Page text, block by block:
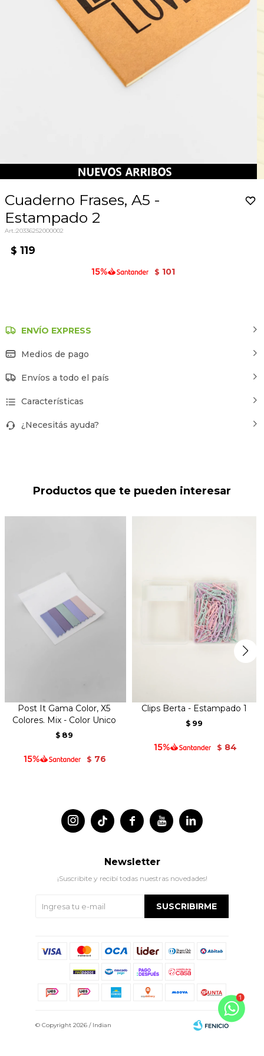
Cuaderno Frases, A5 -
Estampado 2
20336252000002
$ 119
$ 101
ENVÍO EXPRESS
Medios de pago
Envíos a todo el país
Características
¿Necesitás ayuda?
Productos que te pueden interesar
Post It Gama Color, X5
Colores. Mix - Color Unico
$ 89
$ 76
Clips Berta - Estampado 1
$ 99
$ 84
 
 
Newsletter
¡Suscribite y recibí todas nuestras novedades!
SUSCRIBIRME
© Copyright 2026 / Indian